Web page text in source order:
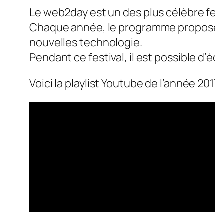
Le web2day est un des plus célèbre
Chaque année, le programme
nouvelles technologie.
Pendant ce festival, il est possible
Voici la playlist Youtube de l’année